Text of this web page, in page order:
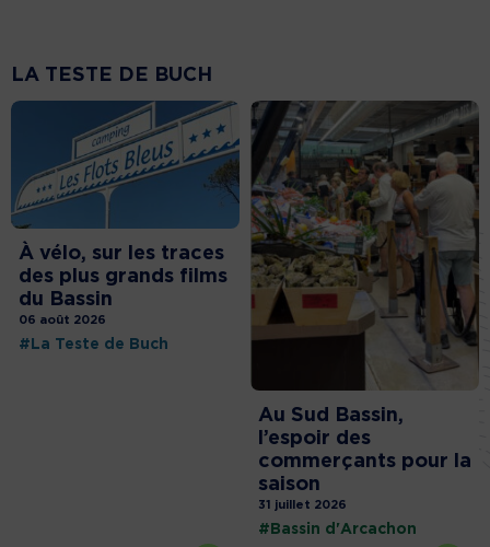
LA TESTE DE BUCH
À vélo, sur les traces
des plus grands films
du Bassin
06 août 2026
#La Teste de Buch
Au Sud Bassin,
l’espoir des
commerçants pour la
saison
31 juillet 2026
#Bassin d'Arcachon